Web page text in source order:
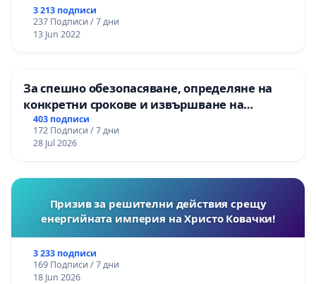
3 213 подписи
237 Подписи / 7 дни
13 Jun 2022
За спешно обезопасяване, определяне на
конкретни срокове и извършване на
цялостна рехабилитация на
републиканския път между пътен възел АМ
„Тракия“ - гр. Ихтиман - с. Мирово - к.к.
403 подписи
172 Подписи / 7 дни
28 Jul 2026
Призив за решителни действия срещу
енергийната империя на Христо Ковачки!
3 233 подписи
169 Подписи / 7 дни
18 Jun 2026